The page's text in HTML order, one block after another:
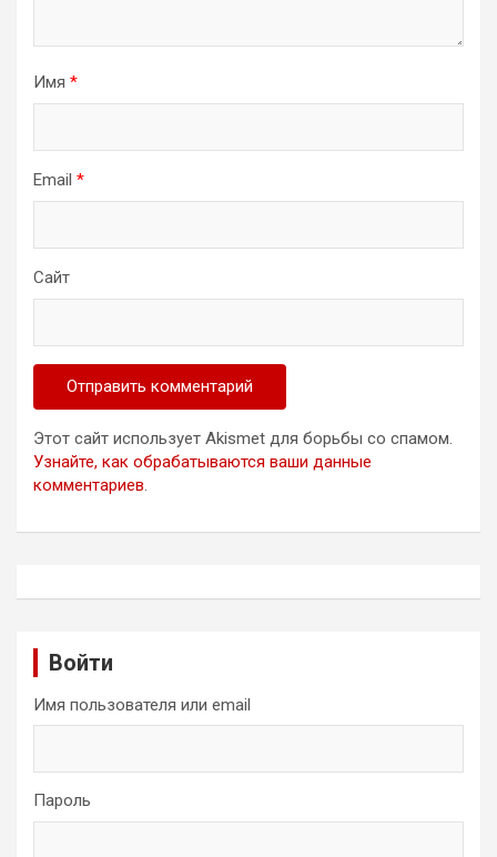
Имя *
Email *
Сайт
Этот сайт использует Akismet для борьбы со спамом.
Узнайте, как обрабатываются ваши данные
комментариев.
Войти
Имя пользователя или email
Пароль